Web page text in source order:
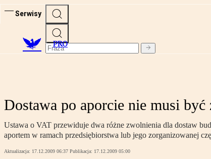
Serwisy
PRO
Dostawa po aporcie nie musi
Ustawa o VAT przewiduje dwa różne zwolnienia dla dostaw
aportem w ramach przedsiębiorstwa lub jego zorganizowanej
Aktualizacja: 17.12.2009 06:37 Publikacja: 17.12.2009 05:00